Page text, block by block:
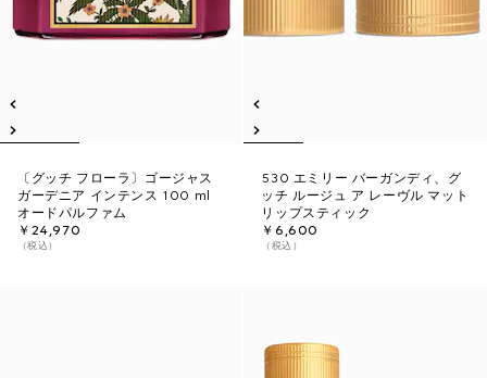
〔グッチ フローラ〕ゴージャス
ガーデニア インテンス 100 ml
オードパルファム
￥24,970
（税込）
530 エミリー バーガンディ、グ
ッチ ルージュ ア レーヴル マット
リップスティック
￥6,600
（税込）